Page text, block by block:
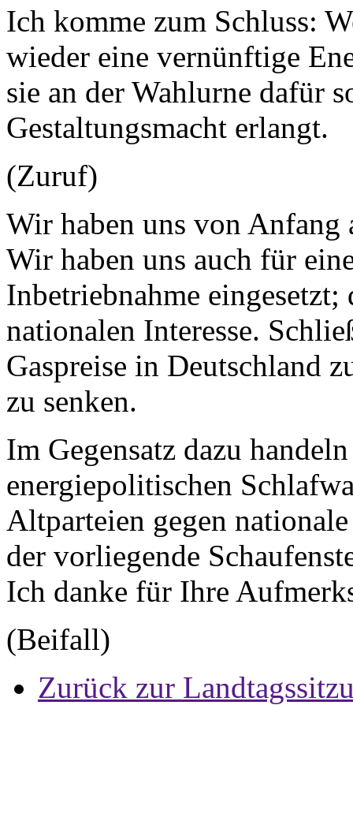
Ich komme zum Schluss:
wieder eine vernünftige
sie an der Wahlurne dafür
Gestaltungsmacht erlangt.
(Zuruf)
Wir haben uns von Anfang
Wir haben uns auch für
Inbetriebnahme
nationalen Interesse.
Gaspreise in Deutschland
zu senken.
Im Gegensatz dazu
energiepolitischen
Altparteien gegen
der vorliegende
Ich danke für Ihre
(Beifall)
Zurück zur